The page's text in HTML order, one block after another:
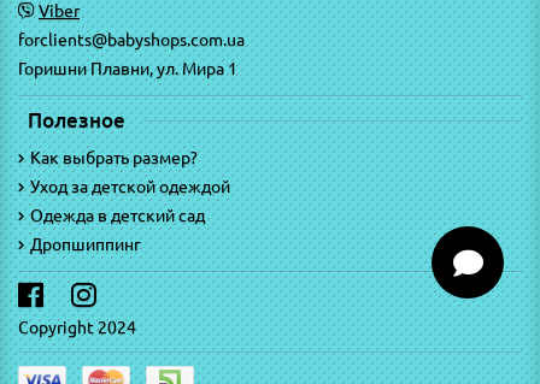
Viber
forclients@babyshops.com.ua
Горишни Плавни, ул. Мира 1
Полезное
Как выбрать размер?
Уход за детской одеждой
Одежда в детский сад
Дропшиппинг
Copyright 2024